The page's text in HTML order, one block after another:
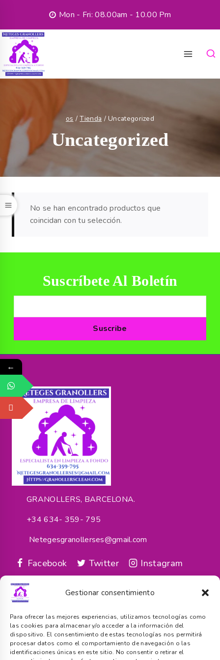
Gestionar consentimiento
Para ofrecer las mejores experiencias, utilizamos tecnologías como
las cookies para almacenar y/o acceder a la información del
dispositivo. El consentimiento de estas tecnologías nos permitirá
procesar datos como el comportamiento de navegación o las
identificaciones únicas en este sitio. No consentir o retirar el
Mon - Fri: 08.00am - 10.00 Pm
os / Tienda / Uncategorized
Uncategorized
No se han encontrado productos que
coincidan con tu selección.
Suscríbete Al Boletín
GRANOLLERS, BARCELONA.
+34 634- 359- 795
Netegesgranollerses@gmail.com
Facebook Twitter
Instagram
google_reviews
Servicios
Cuenta
←